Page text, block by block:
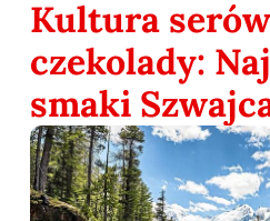
Kultura
czekolady:
smaki